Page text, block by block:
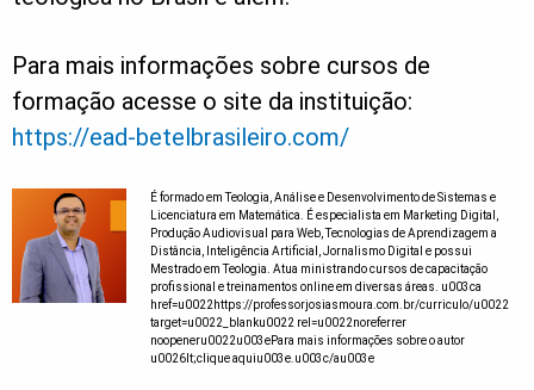
Para mais informações sobre cursos de
formação acesse o site da instituição:
https://ead-betelbrasileiro.com/
É formado em Teologia, Análise e Desenvolvimento de Sistemas e
Licenciatura em Matemática. É especialista em Marketing Digital,
Produção Audiovisual para Web, Tecnologias de Aprendizagem a
Distância, Inteligência Artificial, Jornalismo Digital e possui
Mestrado em Teologia. Atua ministrando cursos de capacitação
profissional e treinamentos online em diversas áreas. u003ca
href=u0022https://professorjosiasmoura.com.br/curriculo/u0022
target=u0022_blanku0022 rel=u0022noreferrer
noopeneru0022u003ePara mais informações sobre o autor
u0026lt;clique aquiu003e.u003c/au003e